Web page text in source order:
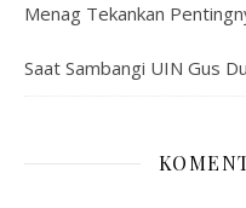
Menag Tekankan
Saat Sambangi UIN Gus